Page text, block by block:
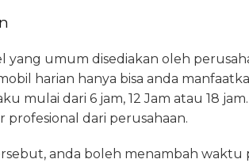
umum disediakan oleh
harian hanya bisa anda
dari 6 jam, 12 Jam atau 18
profesional dari perusahaan.
anda boleh menambah waktu